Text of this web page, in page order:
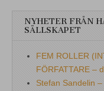
NYHETER FRÅN
SÄLLSKAPET
FEM ROLLER
FÖRFATTARE –
Stefan Sandelin